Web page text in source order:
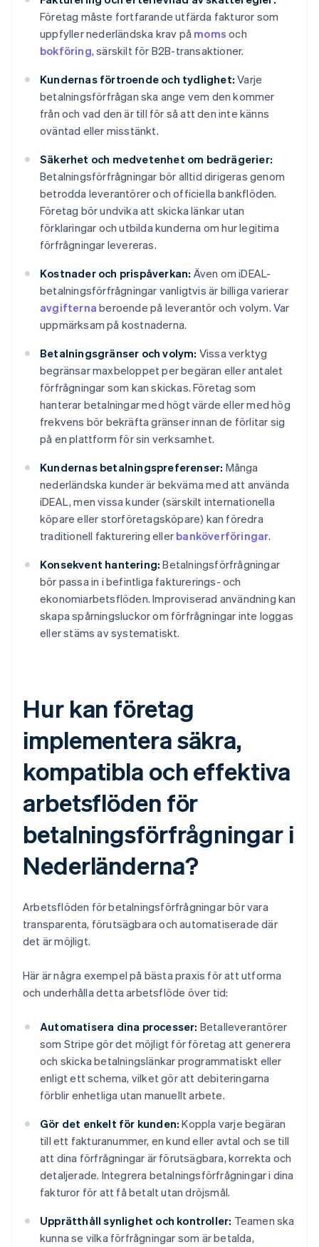
Företag måste fortfarande utfärda fakturor som
uppfyller nederländska krav på moms och
bokföring, särskilt för B2B-transaktioner.
Kundernas förtroende och tydlighet: Varje
betalningsförfrågan ska ange vem den kommer
från och vad den är till för så att den inte känns
oväntad eller misstänkt.
Säkerhet och medvetenhet om bedrägerier:
Betalningsförfrågningar bör alltid dirigeras genom
betrodda leverantörer och officiella bankflöden.
Företag bör undvika att skicka länkar utan
förklaringar och utbilda kunderna om hur legitima
förfrågningar levereras.
Kostnader och prispåverkan: Även om iDEAL-
betalningsförfrågningar vanligtvis är billiga varierar
avgifterna beroende på leverantör och volym. Var
uppmärksam på kostnaderna.
Betalningsgränser och volym: Vissa verktyg
begränsar maxbeloppet per begäran eller antalet
förfrågningar som kan skickas. Företag som
hanterar betalningar med högt värde eller med hög
frekvens bör bekräfta gränser innan de förlitar sig
på en plattform för sin verksamhet.
Kundernas betalningspreferenser: Många
nederländska kunder är bekväma med att använda
iDEAL, men vissa kunder (särskilt internationella
köpare eller storföretagsköpare) kan föredra
traditionell fakturering eller banköverföringar.
Konsekvent hantering: Betalningsförfrågningar
bör passa in i befintliga fakturerings- och
ekonomiarbetsflöden. Improviserad användning kan
skapa spårningsluckor om förfrågningar inte loggas
eller stäms av systematiskt.
Hur kan företag
implementera säkra,
kompatibla och effektiva
arbetsflöden för
betalningsförfrågningar i
Nederländerna?
Arbetsflöden för betalningsförfrågningar bör vara
transparenta, förutsägbara och automatiserade där
det är möjligt.
Här är några exempel på bästa praxis för att utforma
och underhålla detta arbetsflöde över tid:
Automatisera dina processer: Betalleverantörer
som Stripe gör det möjligt för företag att generera
och skicka betalningslänkar programmatiskt eller
enligt ett schema, vilket gör att debiteringarna
förblir enhetliga utan manuellt arbete.
Gör det enkelt för kunden: Koppla varje begäran
till ett fakturanummer, en kund eller avtal och se till
att dina förfrågningar är förutsägbara, korrekta och
detaljerade. Integrera betalningsförfrågningar i dina
fakturor för att få betalt utan dröjsmål.
Upprätthåll synlighet och kontroller: Teamen ska
kunna se vilka förfrågningar som är betalda,